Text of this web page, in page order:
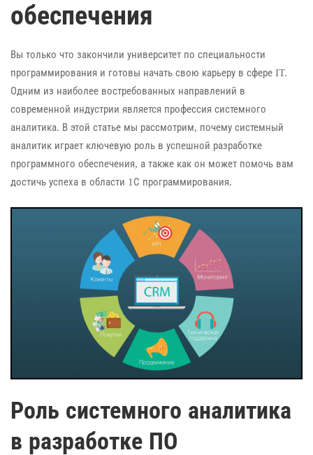
обеспечения
Вы только что закончили университет по специальности
программирования и готовы начать свою карьеру в сфере IT.
Одним из наиболее востребованных направлений в
современной индустрии является профессия системного
аналитика. В этой статье мы рассмотрим, почему системный
аналитик играет ключевую роль в успешной разработке
программного обеспечения, а также как он может помочь вам
достичь успеха в области 1С программирования.
Роль системного аналитика
в разработке ПО